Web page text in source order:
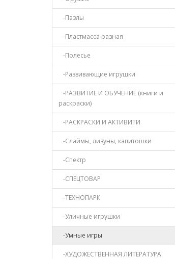
-Пазлы
-Пластмасса разная
-Полесье
-Развивающие игрушки
-РАЗВИТИЕ И ОБУЧЕНИЕ (книги и
раскраски)
-РАСКРАСКИ И АКТИВИТИ
-Слаймы, лизуны, капитошки
-Спектр
-СПЕЦТОВАР
-ТЕХНОПАРК
-Уличные игрушки
-Умные игры
-ХУДОЖЕСТВЕННАЯ ЛИТЕРАТУРА